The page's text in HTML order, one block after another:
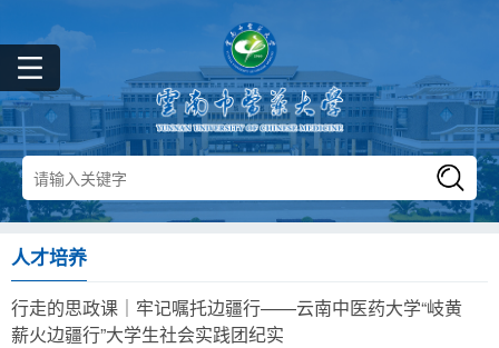
人才培养
行走的思政课｜牢记嘱托边疆行——云南中医药大学“岐黄
薪火边疆行”大学生社会实践团纪实